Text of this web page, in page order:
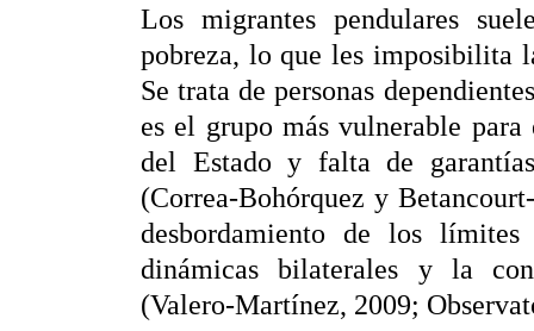
Los migrantes pendulares
pobreza, lo que les imposibilita
Se trata de personas
es el grupo más vulnerable
del Estado y falta de
(Correa-Bohórquez y
desbordamiento de los
dinámicas bilaterales y la
(Valero-Martínez, 2009;